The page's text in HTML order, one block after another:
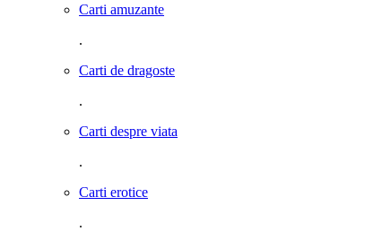
Carti amuzante
.
Carti de dragoste
.
Carti despre viata
.
Carti erotice
.